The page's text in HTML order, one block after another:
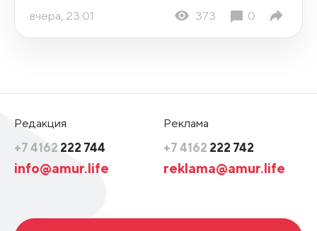
вчера, 23:01 373 0
Редакция
+7 4162 222 744
info@amur.life
Реклама
+7 4162 222 742
reklama@amur.life